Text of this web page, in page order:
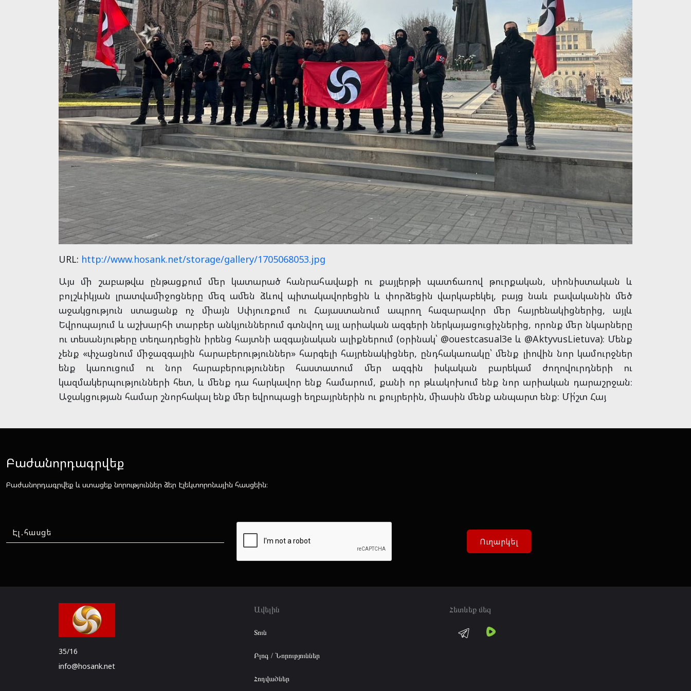
URL: http://www.hosank.net/storage/gallery/1705068053.jpg
Այս մի շաբաթվա ընթացքում մեր կատարած հանրահավաքի ու քայլերթի պատճառով թուրքական, սիոնիստական և
բոլշևիկյան լրատվամիջոցները մեզ ամեն ձևով պիտակավորեցին և փորձեցին վարկաբեկել, բայց նաև բավականին մեծ
աջակցություն ստացանք ոչ միայն Սփյուռքում ու Հայաստանում ապրող հազարավոր մեր հայրենակիցներից, այլև
Եվրոպայում և աշխարհի տարբեր անկյուններում գտնվող այլ արիական ազգերի ներկայացուցիչներից, որոնք մեր նկարները
ու տեսանյութերը տեղադրեցին իրենց հայտնի ազգայնական ալիքներում (օրինակ՝ @ouestcasual3e և @AktyvusLietuva)։ Մենք
չենք «փչացնում միջազգային հարաբերություններ» հարգելի հայրենակիցներ, ընդհակառակը՝ մենք լիովին նոր կամուրջներ
ենք կառուցում ու նոր հարաբերություններ հաստատում մեր ազգին իսկական բարեկամ ժողովուրդների ու
կազմակերպությունների հետ, և մենք դա հարկավոր ենք համարում, քանի որ թևակոխում ենք նոր արիական դարաշրջան։
Աջակցության համար շնորհակալ ենք մեր եվրոպացի եղբայրներին ու քույրերին, միասին մենք անպարտ ենք։ Մի՛շտ Հայ
Բաժանորդագրվեք
Բաժանորդագրվեք և ստացեք նորություններ ձեր Էլեկտորոնային հասցեին։
Ուղարկել
35/16
info@hosank.net
Ավելին
Տուն
Բլոգ / Նորություններ
Հոդվածներ
Հետևեք մեզ